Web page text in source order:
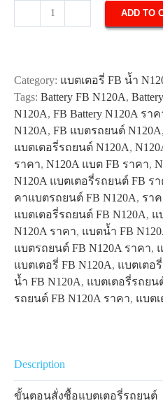
ADD TO
Category: แบตเตอรี่ FB น้ำ
Tags: Battery FB N120A,
N120A, FB Battery N120A ราค
N120A, FB แบตรถยนต์ N120A,
แบตเตอรี่รถยนต์ N120A,
ราคา, N120A แบต FB ราคา,
N120A แบตเตอรี่รถยนต์ FB ร
คาแบตรถยนต์ FB N120A, รา
แบตเตอรี่รถยนต์ FB N120A, แ
N120A ราคา, แบตน้ำ FB
แบตรถยนต์ FB N120A ราคา,
แบตเตอรี่ FB N120A, แบตเตอ
น้ำ FB N120A, แบตเตอรี่รถยน
รถยนต์ FB N120A ราคา, แบต
Description
ขั้นตอนสั่งซื้อแบตเตอรี่รถยนต์